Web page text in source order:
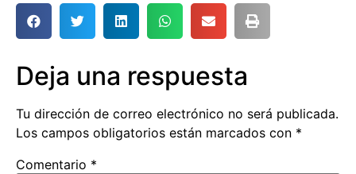
Deja una respuesta
Tu dirección de correo electrónico no será publicada.
Los campos obligatorios están marcados con *
Comentario *